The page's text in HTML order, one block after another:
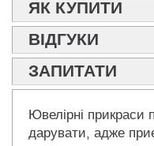
ЯК КУПИТИ
ВІДГУКИ
ЗАПИТАТИ
Ювелірні прикраси
дарувати, адже